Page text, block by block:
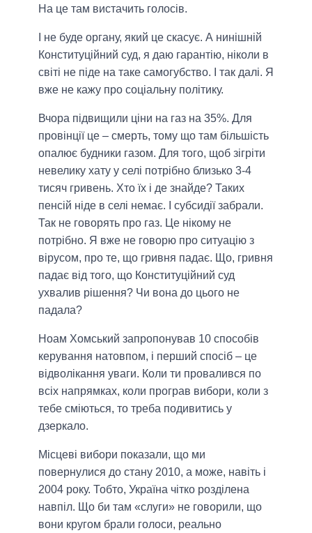
На це там вистачить голосів.
І не буде органу, який це скасує. А нинішній
Конституційний суд, я даю гарантію, ніколи в
світі не піде на таке самогубство. І так далі. Я
вже не кажу про соціальну політику.
Вчора підвищили ціни на газ на 35%. Для
провінції це – смерть, тому що там більшість
опалює будники газом. Для того, щоб зігріти
невелику хату у селі потрібно близько 3-4
тисяч гривень. Хто їх і де знайде? Таких
пенсій ніде в селі немає. І субсидії забрали.
Так не говорять про газ. Це нікому не
потрібно. Я вже не говорю про ситуацію з
вірусом, про те, що гривня падає. Що, гривня
падає від того, що Конституційний суд
ухвалив рішення? Чи вона до цього не
падала?
Ноам Хомський запропонував 10 способів
керування натовпом, і перший спосіб – це
відволікання уваги. Коли ти провалився по
всіх напрямках, коли програв вибори, коли з
тебе сміються, то треба подивитись у
дзеркало.
Місцеві вибори показали, що ми
повернулися до стану 2010, а може, навіть і
2004 року. Тобто, Україна чітко розділена
навпіл. Що би там «слуги» не говорили, що
вони кругом брали голоси, реально